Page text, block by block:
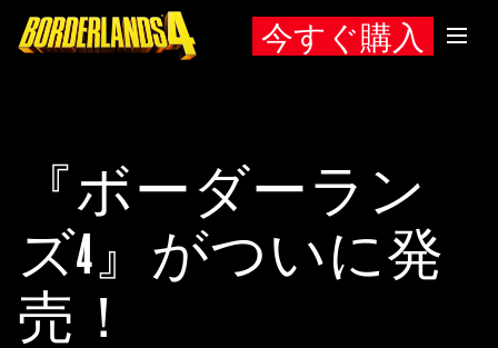
今すぐ購入
『ボーダーラン
ズ4』がついに発
売！